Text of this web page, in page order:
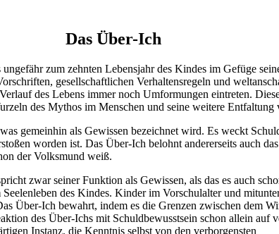
Das Über-Ich
zum zehnten Lebensjahr des Kindes im Gefüge
gesellschaftlichen Verhaltensregeln und
des Lebens immer noch Umformungen eintreten.
des Mythos im Menschen und seine weitere Entfaltung
gemeinhin als Gewissen bezeichnet wird. Es weckt
worden ist. Das Über-Ich belohnt andererseits auch
der Volksmund weiß.
zwar seiner Funktion als Gewissen, als das es auch
des Kindes. Kinder im Vorschulalter und
Über-Ich bewahrt, indem es die Grenzen zwischen dem
des Über-Ichs mit Schuldbewusstsein schon allein auf
Instanz, die Kenntnis selbst von den verborgensten